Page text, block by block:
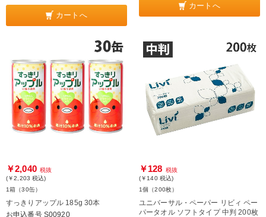
カートへ
カートへ
￥2,040 税抜
(￥2,203 税込)
1箱（30缶）
すっきりアップル 185g 30本
お申込番号 S00920
￥128 税抜
(￥140 税込)
1個（200枚）
ユニバーサル・ペーパー リビィ ペー
パータオル ソフトタイプ 中判 200枚